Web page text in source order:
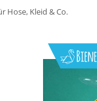
Hose, Kleid & Co.